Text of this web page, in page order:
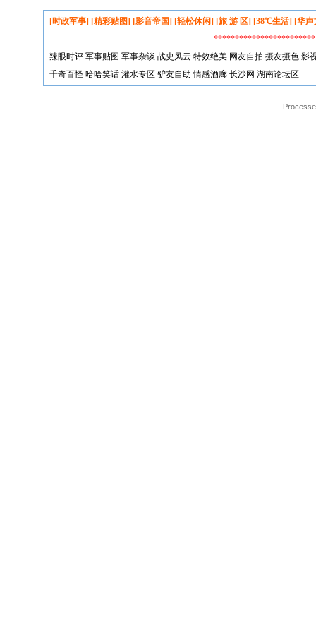
[时政军事] [精彩贴图] [影音帝国] [轻松休闲] [旅 游 区] [38℃生活] [华
************************
辣眼时评 军事贴图 军事杂谈 战史风云 特效绝美 网友自拍 摄友摄色 影
千奇百怪 哈哈笑话 灌水专区 驴友自助 情感酒廊 长沙网 湖南论坛区